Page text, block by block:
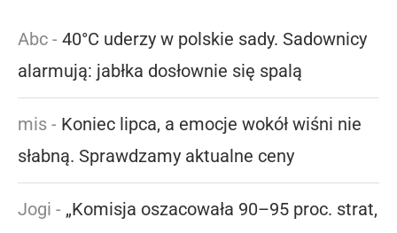
Abc - 40°C uderzy w polskie sady. Sadownicy
alarmują: jabłka dosłownie się spalą
mis - Koniec lipca, a emocje wokół wiśni nie
słabną. Sprawdzamy aktualne ceny
Jogi - „Komisja oszacowała 90–95 proc. strat,